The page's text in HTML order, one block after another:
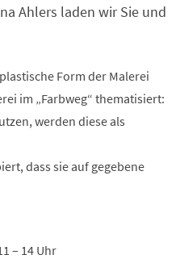
Ahlers laden wir Sie und
Form der Malerei
im „Farbweg“ thematisiert:
werden diese als
dass sie auf gegebene
– 14 Uhr